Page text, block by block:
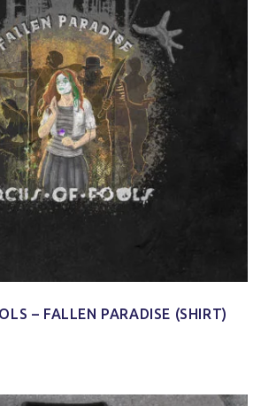
– FALLEN PARADISE (SHIRT)